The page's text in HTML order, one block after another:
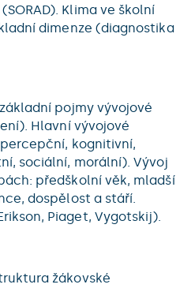
Klima ve školní
dimenze (diagnostika
pojmy vývojové
Hlavní vývojové
kognitivní,
sociální, morální). Vývoj
předškolní věk, mladší
dospělost a stáří.
Piaget, Vygotskij).
žákovské